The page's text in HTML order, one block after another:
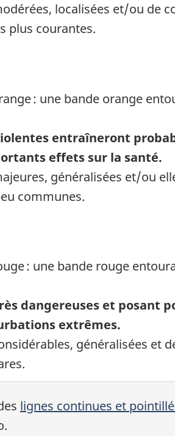
localisées et/ou de
plus courantes.
entraîneront
effets sur la santé.
généralisées et/ou
communes.
dangereuses et posant
extrêmes.
généralisées et
lignes continues et